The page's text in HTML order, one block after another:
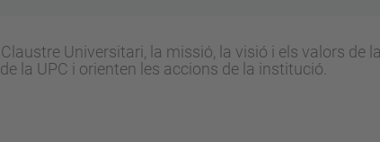
Universitari, la missió, la visió i els valors
la UPC i orienten les accions de la institució.